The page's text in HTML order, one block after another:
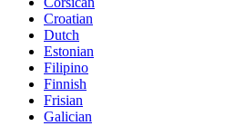
Croatian
Dutch
Estonian
Filipino
Finnish
Frisian
Galician